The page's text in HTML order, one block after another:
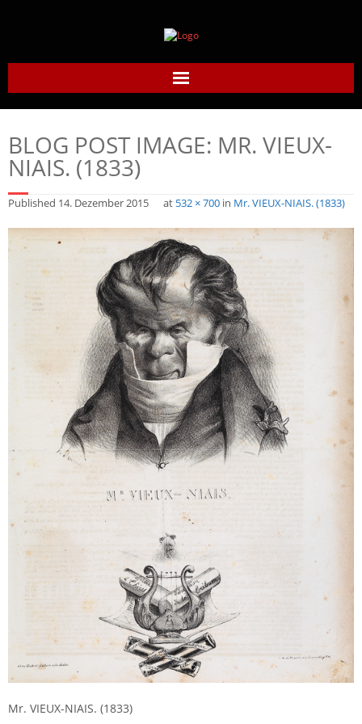
Home
Daumier-Gesellschaft
Werke
Daumier heute
Links
BLOG POST IMAGE: MR. VIEUX-
NIAIS. (1833)
Published 14. Dezember 2015 at 532 × 700 in Mr. VIEUX-NIAIS. (1833)
Mr. VIEUX-NIAIS. (1833)